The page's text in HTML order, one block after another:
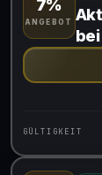
Gültig für
7%
ANGEBOT
GÜLTIGKEIT